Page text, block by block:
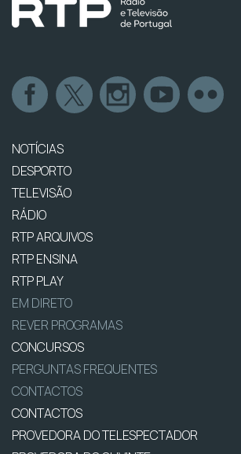
NOTÍCIAS
DESPORTO
TELEVISÃO
RÁDIO
RTP ARQUIVOS
RTP ENSINA
RTP PLAY
EM DIRETO
REVER PROGRAMAS
CONCURSOS
PERGUNTAS FREQUENTES
CONTACTOS
CONTACTOS
PROVEDORA DO TELESPECTADOR